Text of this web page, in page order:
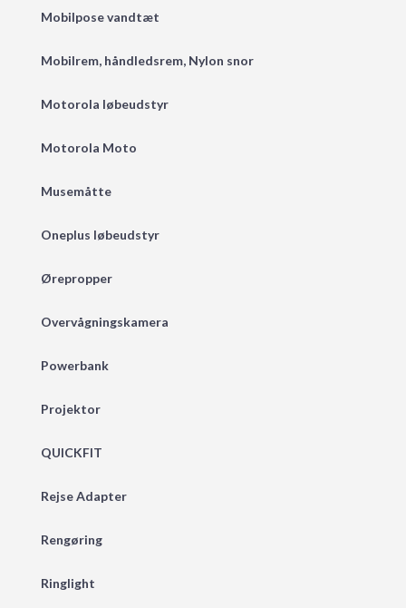
Mobilpose vandtæt
Mobilrem, håndledsrem, Nylon snor
Motorola løbeudstyr
Motorola Moto
Musemåtte
Oneplus løbeudstyr
Ørepropper
Overvågningskamera
Powerbank
Projektor
QUICKFIT
Rejse Adapter
Rengøring
Ringlight